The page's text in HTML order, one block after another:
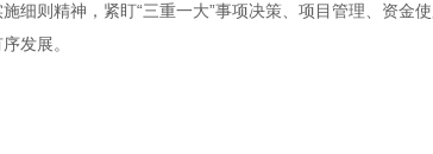
细则精神，紧盯“三重一大”事项决策、项目管理、资金
发展。